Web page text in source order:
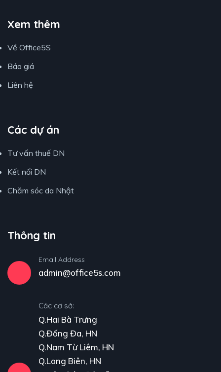
Xem thêm
Về Office5S
Báo giá
Liên hệ
Các dự án
Tư vấn thuế DN
Kết nối DN
Chăm sóc da Nhật
Thông tin
Email Address
admin@office5s.com
Các cơ sở:
Q.Hai Bà Trưng
Q.Đống Đa, HN
Q.Nam Từ Liêm, HN
Q.Long Biên, HN